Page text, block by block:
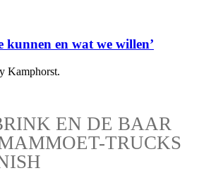
kunnen en wat we willen’
Kamphorst.
EN DE BAAR
TRUCKS